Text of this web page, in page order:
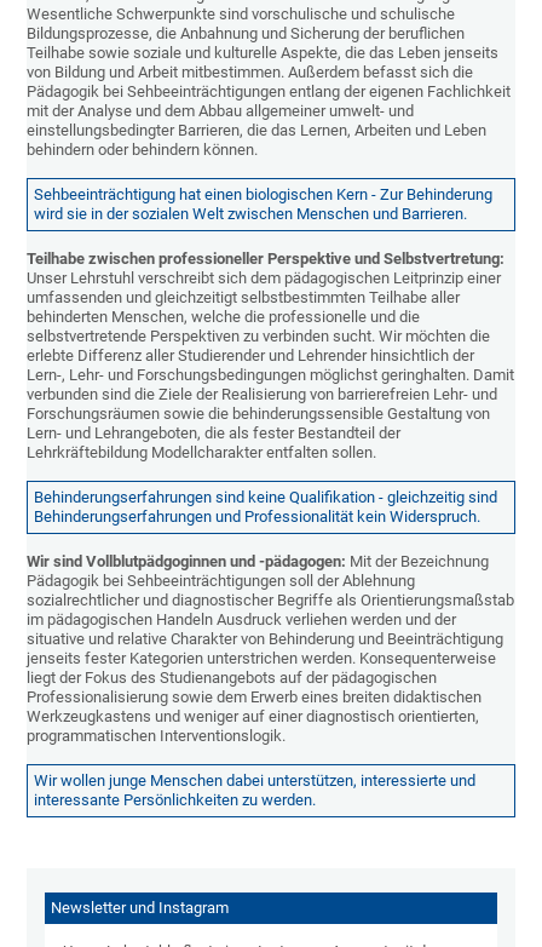
Wesentliche Schwerpunkte sind vorschulische und schulische
Bildungsprozesse, die Anbahnung und Sicherung der beruflichen
Teilhabe sowie soziale und kulturelle Aspekte, die das Leben jenseits
von Bildung und Arbeit mitbestimmen. Außerdem befasst sich die
Pädagogik bei Sehbeeinträchtigungen entlang der eigenen Fachlichkeit
mit der Analyse und dem Abbau allgemeiner umwelt- und
einstellungsbedingter Barrieren, die das Lernen, Arbeiten und Leben
behindern oder behindern können.
Sehbeeinträchtigung hat einen biologischen Kern - Zur Behinderung
wird sie in der sozialen Welt zwischen Menschen und Barrieren.
Teilhabe zwischen professioneller Perspektive und Selbstvertretung:
Unser Lehrstuhl verschreibt sich dem pädagogischen Leitprinzip einer
umfassenden und gleichzeitigt selbstbestimmten Teilhabe aller
behinderten Menschen, welche die professionelle und die
selbstvertretende Perspektiven zu verbinden sucht. Wir möchten die
erlebte Differenz aller Studierender und Lehrender hinsichtlich der
Lern-, Lehr- und Forschungsbedingungen möglichst geringhalten. Damit
verbunden sind die Ziele der Realisierung von barrierefreien Lehr- und
Forschungsräumen sowie die behinderungssensible Gestaltung von
Lern- und Lehrangeboten, die als fester Bestandteil der
Lehrkräftebildung Modellcharakter entfalten sollen.
Behinderungserfahrungen sind keine Qualifikation - gleichzeitig sind
Behinderungserfahrungen und Professionalität kein Widerspruch.
Wir sind Vollblutpädgoginnen und -pädagogen: Mit der Bezeichnung
Pädagogik bei Sehbeeinträchtigungen soll der Ablehnung
sozialrechtlicher und diagnostischer Begriffe als Orientierungsmaßstab
im pädagogischen Handeln Ausdruck verliehen werden und der
situative und relative Charakter von Behinderung und Beeinträchtigung
jenseits fester Kategorien unterstrichen werden. Konsequenterweise
liegt der Fokus des Studienangebots auf der pädagogischen
Professionalisierung sowie dem Erwerb eines breiten didaktischen
Werkzeugkastens und weniger auf einer diagnostisch orientierten,
programmatischen Interventionslogik.
Wir wollen junge Menschen dabei unterstützen, interessierte und
interessante Persönlichkeiten zu werden.
Newsletter und Instagram